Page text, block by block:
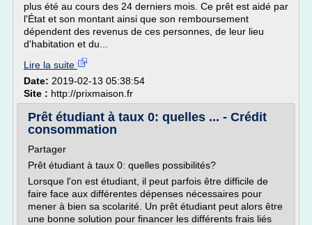
plus été au cours des 24 derniers mois. Ce prêt est aidé par
l'État et son montant ainsi que son remboursement
dépendent des revenus de ces personnes, de leur lieu
d'habitation et du...
Lire la suite
Date: 2019-02-13 05:38:54
Site : http://prixmaison.fr
Prêt étudiant à taux 0: quelles ... - Crédit
consommation
Partager
Prêt étudiant à taux 0: quelles possibilités?
Lorsque l'on est étudiant, il peut parfois être difficile de
faire face aux différentes dépenses nécessaires pour
mener à bien sa scolarité. Un prêt étudiant peut alors être
une bonne solution pour financer les différents frais liés